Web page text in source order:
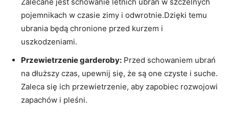
pojemnikach w czasie zimy i odwrotnie.Dzięki temu
ubrania ‍będą chronione przed kurzem i
uszkodzeniami.
Przewietrzenie garderoby: ​Przed schowaniem ubrań
na dłuższy czas, upewnij się, że są one czyste i suche.
Zaleca się ich przewietrzenie, aby zapobiec rozwojowi
zapachów i pleśni.